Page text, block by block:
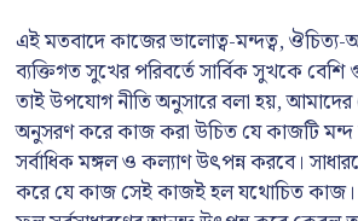
এই মতবাদে কাজের ভালোত্ব-মন্দত্ব, ঔচিত্য-
ব্যক্তিগত সুখের পরিবর্তে সার্বিক সুখকে
তাই উপযোগ নীতি অনুসারে বলা হয়, আমাদের
অনুসরণ করে কাজ করা উচিত যে কাজটি মন্দ
সর্বাধিক মঙ্গল ও কল্যাণ উৎপন্ন করবে।
করে যে কাজ সেই কাজই হল যথোচিত কাজ।